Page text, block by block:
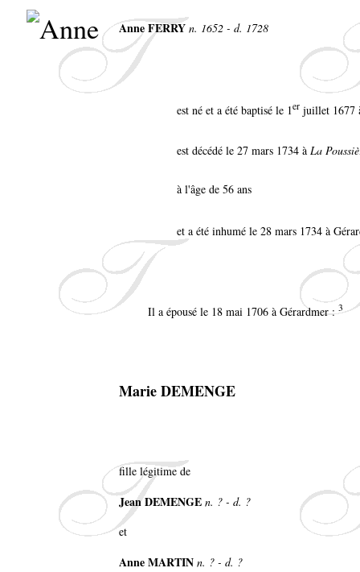
Anne FERRY n. 1652 - d. 1728
est né et a été baptisé le 1er juillet 1677
est décédé le 27 mars 1734 à La
à l'âge de 56 ans
et a été inhumé le 28 mars 1734 à
Il a épousé le 18 mai 1706 à Gérardmer :3
Marie DEMENGE
fille légitime de
Jean DEMENGE n. ? - d. ?
et
Anne MARTIN n. ? - d. ?